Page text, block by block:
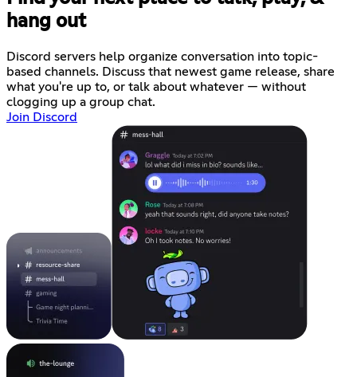
hang out
Discord servers help organize conversation into topic-
based channels. Discuss that newest game release, share
what you're up to, or talk about whatever — without
clogging up a group chat.
Join Discord